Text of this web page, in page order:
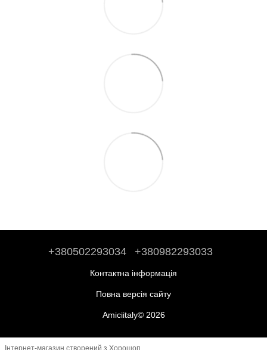
+380502293034 +380982293033
Контактна інформація
Повна версія сайту
Amiciitaly© 2026